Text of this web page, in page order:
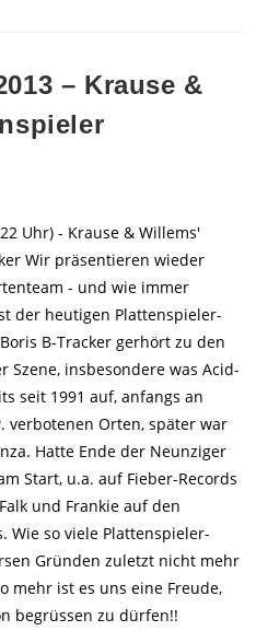
– Krause &
Uhr) - Krause & Willems'
Wir präsentieren wieder
- und wie immer
der heutigen Plattenspieler-
B-Tracker gerhört zu den
Szene, insbesondere was Acid-
seit 1991 auf, anfangs an
verbotenen Orten, später war
Hatte Ende der Neunziger
Start, u.a. auf Fieber-Records
und Frankie auf den
Wie so viele Plattenspieler-
Gründen zuletzt nicht mehr
mehr ist es uns eine Freude,
begrüssen zu dürfen!!